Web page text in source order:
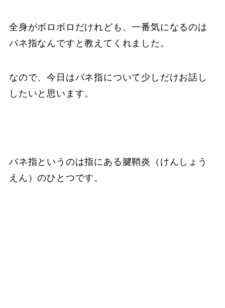
全身がボロボロだけれども、一番気になるのは
バネ指なんですと教えてくれました。
なので、今日はバネ指について少しだけお話し
したいと思います。
バネ指というのは指にある腱鞘炎（けんしょう
えん）のひとつです。